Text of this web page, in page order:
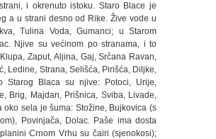
i okrenuto istoku. Staro Blace je
a u strani desno od Rike. Žive vode u
Tulina Voda, Gumanci; u Starom
Njive su većinom po stranama, i to
Zaput, Aljina, Gaj, Srčana Ravan,
Ledine, Strana, Selišća, Pirišća, Diljke,
Starog Blaca su njive: Potoci, Urije,
Brig, Majdan, Prišnica, Sviba, Livade,
oko sela je šuma: Stožine, Bujkovica (s
Povinjača, Dolac. Paše ima dosta
Crnom Vrhu su čairi (sjenokosi);